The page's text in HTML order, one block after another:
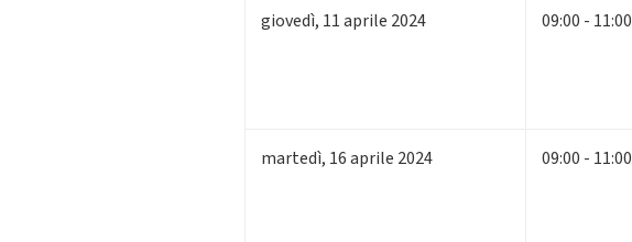
giovedì, 11aprile 2024 09:00 - 11:00
martedì, 16aprile 2024 09:00 - 11:00